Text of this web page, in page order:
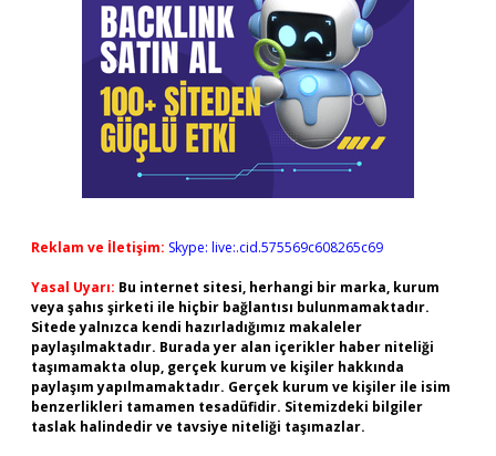
Reklam ve İletişim: Skype: live:.cid.575569c608265c69
Yasal Uyarı: Bu internet sitesi, herhangi bir marka, kurum
veya şahıs şirketi ile hiçbir bağlantısı bulunmamaktadır.
Sitede yalnızca kendi hazırladığımız makaleler
paylaşılmaktadır. Burada yer alan içerikler haber niteliği
taşımamakta olup, gerçek kurum ve kişiler hakkında
paylaşım yapılmamaktadır. Gerçek kurum ve kişiler ile isim
benzerlikleri tamamen tesadüfidir. Sitemizdeki bilgiler
taslak halindedir ve tavsiye niteliği taşımazlar.